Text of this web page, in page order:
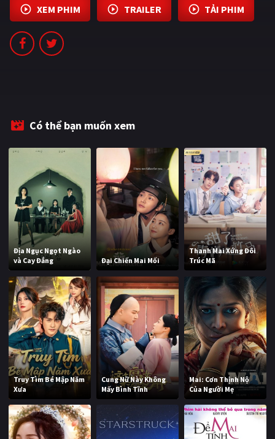
CẬP NHẬT
PHIM MỚI
PHIM CHIẾU RẠP
TUYỂN TẬP PHIM
BLOG
XEM PHIM TRAILER TẢI PHIM
Có thể bạn muốn xem
Địa Ngục Ngọt Ngào
và Cay Đắng
Đại Chiến Mai Mối
Thanh Mai Xứng Đôi
Trúc Mã
Truy Tìm Bé Mập Năm
Xưa
Cung Nữ Này Không
Mấy Bình Tĩnh
Mai: Cơn Thịnh Nộ
Của Người Mẹ